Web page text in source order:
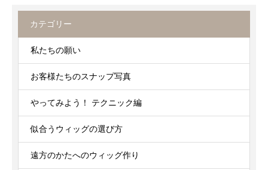
カテゴリー
私たちの願い
お客様たちのスナップ写真
やってみよう！ テクニック編
似合うウィッグの選び方
遠方のかたへのウィッグ作り